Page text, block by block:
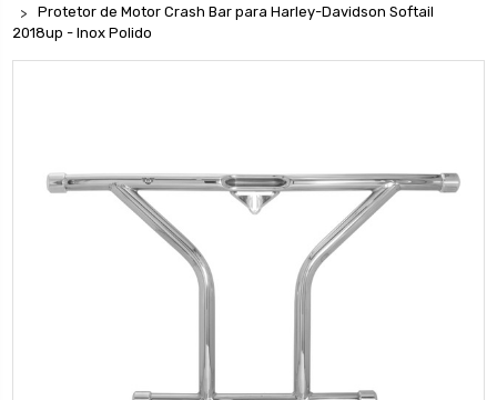
Protetor de Motor Crash Bar para Harley-Davidson Softail
2018up - Inox Polido